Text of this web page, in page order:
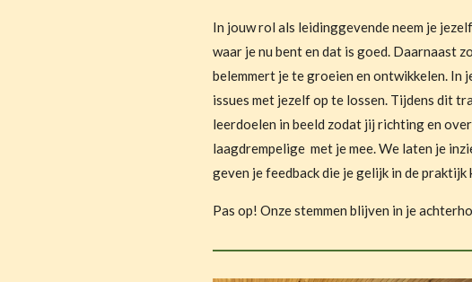
In jouw rol als leidinggevende neem je
waar je nu bent en dat is goed. Daarnaast
belemmert je te groeien en ontwikkelen. In
issues met jezelf op te lossen. Tijdens dit
leerdoelen in beeld zodat jij richting en
laagdrempelige met je mee. We laten je
geven je feedback die je gelijk in de
Pas op! Onze stemmen blijven in je